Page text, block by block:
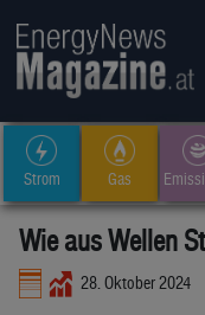
Strom Gas
Wie aus Wellen
28. Oktober 2024